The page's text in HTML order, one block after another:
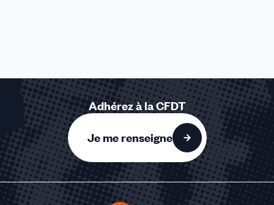
Adhérez à la CFDT
Je me renseigne